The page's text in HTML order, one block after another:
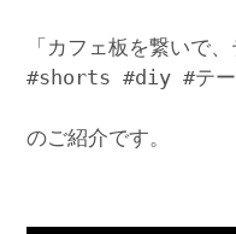
「カフェ板を繋いで
#shorts #diy #テー
のご紹介です。